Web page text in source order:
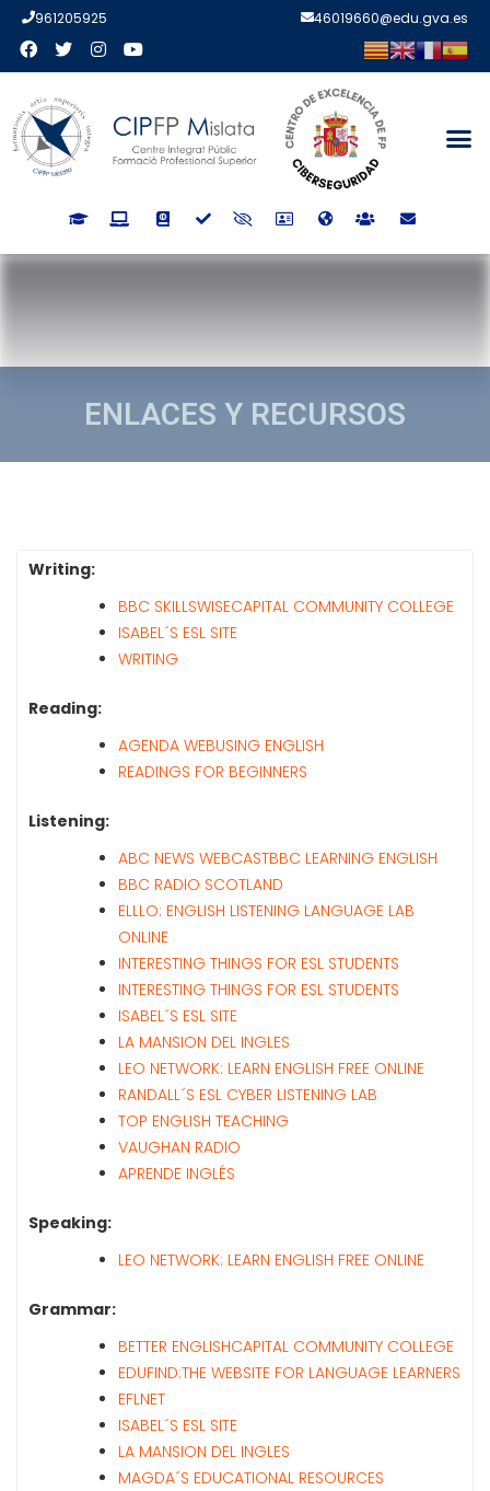
961205925 46019660@edu.gva.es
ENLACES Y RECURSOS
Writing:
BBC SKILLSWISECAPITAL COMMUNITY COLLEGE
ISABEL´S ESL SITE
WRITING
Reading:
AGENDA WEBUSING ENGLISH
READINGS FOR BEGINNERS
Listening:
ABC NEWS WEBCASTBBC LEARNING ENGLISH
BBC RADIO SCOTLAND
ELLLO: ENGLISH LISTENING LANGUAGE LAB
ONLINE
INTERESTING THINGS FOR ESL STUDENTS
INTERESTING THINGS FOR ESL STUDENTS
ISABEL´S ESL SITE
LA MANSION DEL INGLES
LEO NETWORK: LEARN ENGLISH FREE ONLINE
RANDALL´S ESL CYBER LISTENING LAB
TOP ENGLISH TEACHING
VAUGHAN RADIO
APRENDE INGLÉS
Speaking:
LEO NETWORK: LEARN ENGLISH FREE ONLINE
Grammar:
BETTER ENGLISHCAPITAL COMMUNITY COLLEGE
EDUFIND:THE WEBSITE FOR LANGUAGE LEARNERS
EFLNET
ISABEL´S ESL SITE
LA MANSION DEL INGLES
MAGDA´S EDUCATIONAL RESOURCES